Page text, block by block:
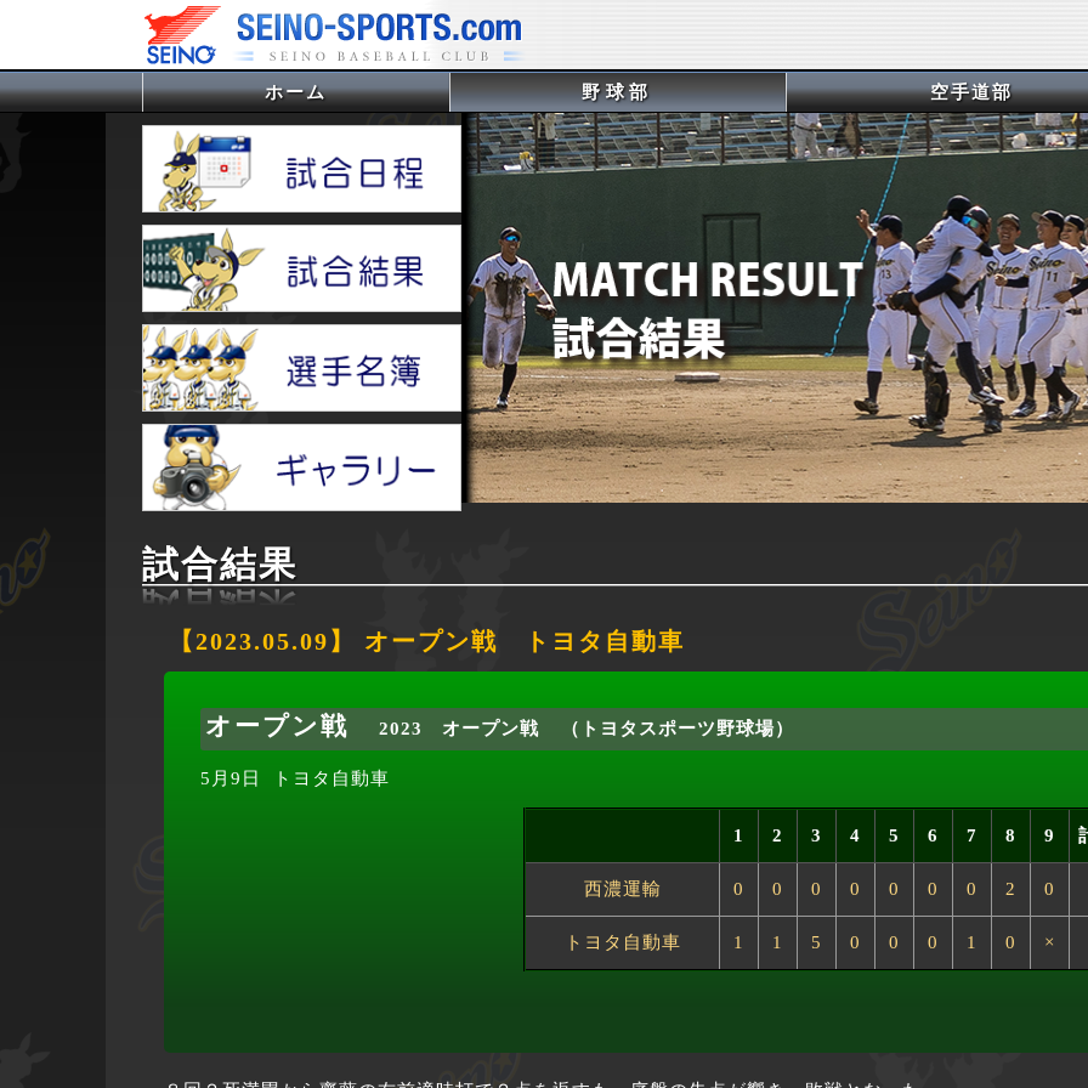
ホーム(current) 野球部 空手道部
試合結果
【2023.05.09】 オープン戦 トヨタ自動車
オープン戦 2023 オープン戦 （トヨタスポーツ野球場）
5月9日 トヨタ自動車
1 2 3 4 5 6 7 8 9
西濃運輸 0 0 0 0 0 0 0 2 0
トヨタ自動車 1 1 5 0 0 0 1 0 ×